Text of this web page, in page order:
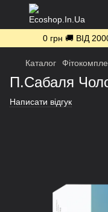
0 грн 🚚 ВІД
Каталог
П.Сабаля
Написати відгук